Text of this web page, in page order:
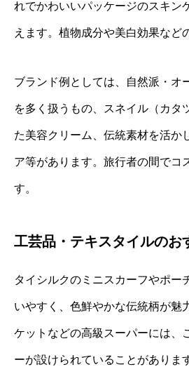
れでかわいいパッケージのスキン
えます。植物成分や美白効果など
ブランド例としては、自然派・オ
を多く扱うもの、スネイル（カタ
た美容クリーム、伝統素材を活か
ア等があります。旅行者の間でコ
す。
工芸品・テキスタイルのお
タイシルクのミニスカーフやポー
いやすく、色鮮やかな伝統柄が魅
ケットなどの高級スーパーには、
ーが設けられていることがありま